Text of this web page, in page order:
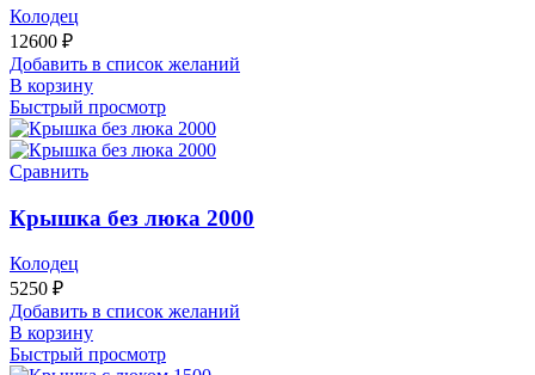
Колодец
12600 ₽
Добавить в список желаний
В корзину
Быстрый просмотр
Сравнить
Крышка без люка 2000
Колодец
5250 ₽
Добавить в список желаний
В корзину
Быстрый просмотр